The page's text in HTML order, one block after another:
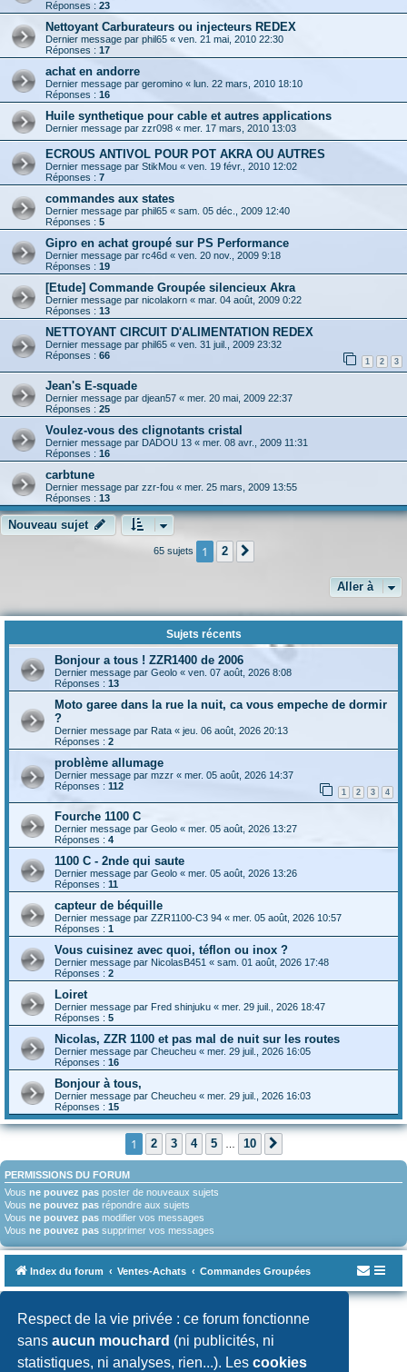
Respect de la vie privée : ce forum fonctionne
sansaucun mouchard (ni publicités, ni
statistiques, ni analyses, rien...). Lescookies
Réponses : 23
Nettoyant Carburateurs ou injecteurs REDEX
Dernier message par phil65 « ven. 21 mai, 2010 22:30
Réponses : 17
achat en andorre
Dernier message par geromino « lun. 22 mars, 2010 18:10
Réponses : 16
Huile synthetique pour cable et autres applications
Dernier message par zzr098 « mer. 17 mars, 2010 13:03
ECROUS ANTIVOL POUR POT AKRA OU AUTRES
Dernier message par StikMou « ven. 19 févr., 2010 12:02
Réponses : 7
commandes aux states
Dernier message par phil65 « sam. 05 déc., 2009 12:40
Réponses : 5
Gipro en achat groupé sur PS Performance
Dernier message par rc46d « ven. 20 nov., 2009 9:18
Réponses : 19
[Etude] Commande Groupée silencieux Akra
Dernier message par nicolakorn « mar. 04 août, 2009 0:22
Réponses : 13
NETTOYANT CIRCUIT D'ALIMENTATION REDEX
Dernier message par phil65 « ven. 31 juil., 2009 23:32
Réponses : 66
1 2 3
Jean's E-squade
Dernier message par djean57 « mer. 20 mai, 2009 22:37
Réponses : 25
Voulez-vous des clignotants cristal
Dernier message par DADOU 13 « mer. 08 avr., 2009 11:31
Réponses : 16
carbtune
Dernier message par zzr-fou « mer. 25 mars, 2009 13:55
Réponses : 13
Nouveau sujet
65 sujets 1 2
Aller à
Sujets récents
Bonjour a tous ! ZZR1400 de 2006
Dernier message par Geolo « ven. 07 août, 2026 8:08
Réponses : 13
Moto garee dans la rue la nuit, ca vous empeche de dormir
?
Dernier message par Rata « jeu. 06 août, 2026 20:13
Réponses : 2
problème allumage
Dernier message par mzzr « mer. 05 août, 2026 14:37
Réponses : 112
1 2 3 4
Fourche 1100 C
Dernier message par Geolo « mer. 05 août, 2026 13:27
Réponses : 4
1100 C - 2nde qui saute
Dernier message par Geolo « mer. 05 août, 2026 13:26
Réponses : 11
capteur de béquille
Dernier message par ZZR1100-C3 94 « mer. 05 août, 2026 10:57
Réponses : 1
Vous cuisinez avec quoi, téflon ou inox ?
Dernier message par NicolasB451 « sam. 01 août, 2026 17:48
Réponses : 2
Loiret
Dernier message par Fred shinjuku « mer. 29 juil., 2026 18:47
Réponses : 5
Nicolas, ZZR 1100 et pas mal de nuit sur les routes
Dernier message par Cheucheu « mer. 29 juil., 2026 16:05
Réponses : 16
Bonjour à tous,
Dernier message par Cheucheu « mer. 29 juil., 2026 16:03
Réponses : 15
1 2 3 4 5 10
PERMISSIONS DU FORUM
Vous ne pouvez pas poster de nouveaux sujets
Vous ne pouvez pas répondre aux sujets
Vous ne pouvez pas modifier vos messages
Vous ne pouvez pas supprimer vos messages
Index du forum Ventes-Achats Commandes Groupées
Traduit par phpBB-fr.com
Confidentialité |Conditions